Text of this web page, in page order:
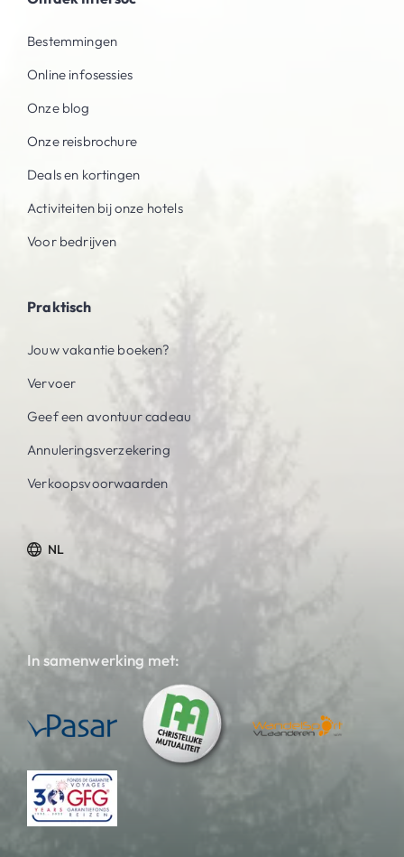
Bestemmingen
Online infosessies
Onze blog
Onze reisbrochure
Deals en kortingen
Activiteiten bij onze hotels
Voor bedrijven
Praktisch
Jouw vakantie boeken?
Vervoer
Geef een avontuur cadeau
Annuleringsverzekering
Verkoopsvoorwaarden
NL
In samenwerking met: